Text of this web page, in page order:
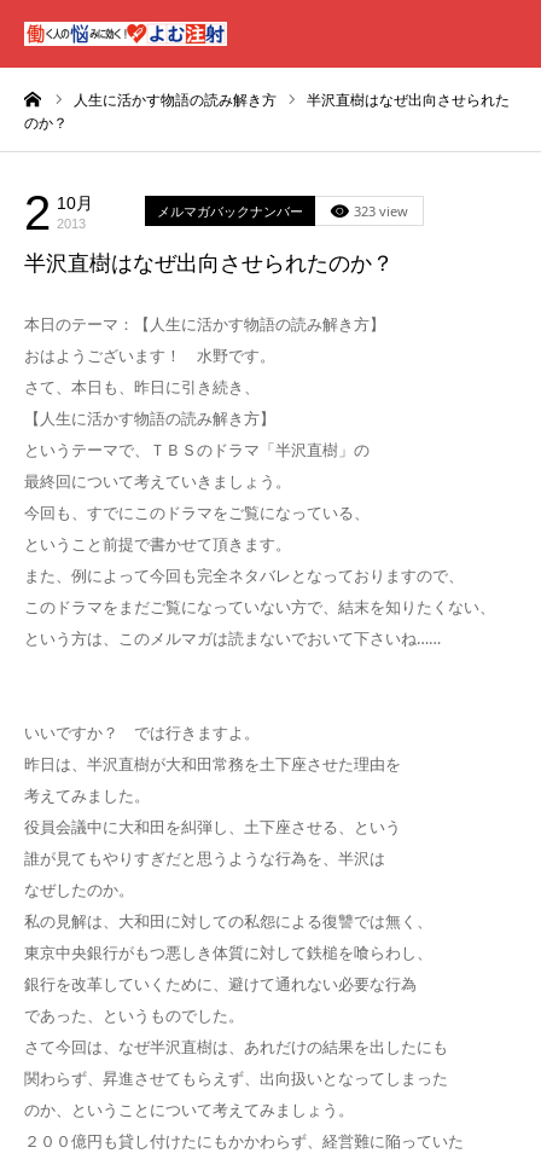
人生に活かす物語の読み解き方
半沢直樹はなぜ出向させられた
のか？
2 10月
2013
メルマガバックナンバー 323 view
半沢直樹はなぜ出向させられたのか？
本日のテーマ：【人生に活かす物語の読み解き方】
おはようございます！ 水野です。
さて、本日も、昨日に引き続き、
【人生に活かす物語の読み解き方】
というテーマで、ＴＢＳのドラマ「半沢直樹」の
最終回について考えていきましょう。
今回も、すでにこのドラマをご覧になっている、
ということ前提で書かせて頂きます。
また、例によって今回も完全ネタバレとなっておりますので、
このドラマをまだご覧になっていない方で、結末を知りたくない、
という方は、このメルマガは読まないでおいて下さいね……
いいですか？ では行きますよ。
昨日は、半沢直樹が大和田常務を土下座させた理由を
考えてみました。
役員会議中に大和田を糾弾し、土下座させる、という
誰が見てもやりすぎだと思うような行為を、半沢は
なぜしたのか。
私の見解は、大和田に対しての私怨による復讐では無く、
東京中央銀行がもつ悪しき体質に対して鉄槌を喰らわし、
銀行を改革していくために、避けて通れない必要な行為
であった、というものでした。
さて今回は、なぜ半沢直樹は、あれだけの結果を出したにも
関わらず、昇進させてもらえず、出向扱いとなってしまった
のか、ということについて考えてみましょう。
２００億円も貸し付けたにもかかわらず、経営難に陥っていた